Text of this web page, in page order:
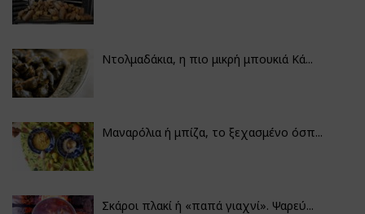
Ντολμαδάκια, η πιο μικρή μπουκιά Κά...
Μαναρόλια ή μπίζα, το ξεχασμένο όσπ...
Σκάροι πλακί ή «παπά γιαχνί». Ψαρεύ...